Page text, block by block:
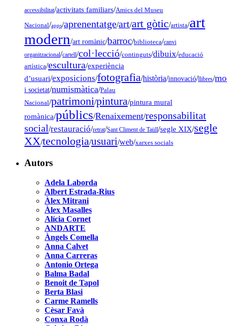
accessibilitat/activitats familiars/Amics del Museu
Nacional/apps/aprenentatge/art/art gòtic/artista/art
modern/art romànic/barroc/biblioteca/canvi
organitzacional/cartell/col·lecció/continguts/dibuix/educació
artística/escultura/experiència
d’usuari/exposicions/fotografia/història/innovació/llibres/
i societat/numismàtica/Palau
Nacional/patrimoni/pintura/pintura mural
romànica/públics/Renaixement/responsabilitat
social/restauració/retrat/Sant Climent de Taüll/segle XIX/segle
XX/tecnologia/usuari/web/xarxes socials
Autors
Adela Laborda
Albert Estrada-Rius
Àlex Mitrani
Àlex Masalles
Alícia Cornet
ANDARTE
Àngels Comella
Anna Calvet
Anna Carreras
Antonio Ortega
Balma Badal
Benoit de Tapol
Berta Blasi
Carme Ramells
Cèsar Favà
Conxa Rodà